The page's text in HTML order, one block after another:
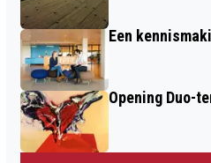
Een
Opening Duo-